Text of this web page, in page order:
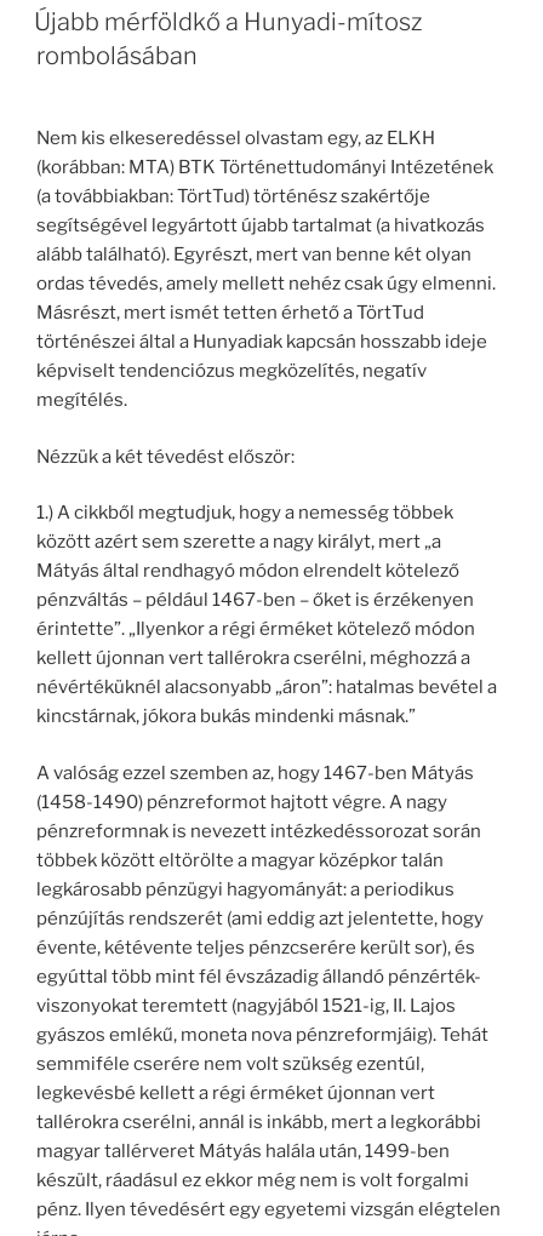
Újabb mérföldkő a Hunyadi-mítosz
rombolásában
Nem kis elkeseredéssel olvastam egy, az ELKH
(korábban: MTA) BTK Történettudományi Intézetének
(a továbbiakban: TörtTud) történész szakértője
segítségével legyártott újabb tartalmat (a hivatkozás
alább található). Egyrészt, mert van benne két olyan
ordas tévedés, amely mellett nehéz csak úgy elmenni.
Másrészt, mert ismét tetten érhető a TörtTud
történészei által a Hunyadiak kapcsán hosszabb ideje
képviselt tendenciózus megközelítés, negatív
megítélés.
Nézzük a két tévedést először:
1.) A cikkből megtudjuk, hogy a nemesség többek
között azért sem szerette a nagy királyt, mert „a
Mátyás által rendhagyó módon elrendelt kötelező
pénzváltás – például 1467-ben – őket is érzékenyen
érintette”. „Ilyenkor a régi érméket kötelező módon
kellett újonnan vert tallérokra cserélni, méghozzá a
névértéküknél alacsonyabb „áron”: hatalmas bevétel a
kincstárnak, jókora bukás mindenki másnak.”
A valóság ezzel szemben az, hogy 1467-ben Mátyás
(1458-1490) pénzreformot hajtott végre. A nagy
pénzreformnak is nevezett intézkedéssorozat során
többek között eltörölte a magyar középkor talán
legkárosabb pénzügyi hagyományát: a periodikus
pénzújítás rendszerét (ami eddig azt jelentette, hogy
évente, kétévente teljes pénzcserére került sor), és
egyúttal több mint fél évszázadig állandó pénzérték-
viszonyokat teremtett (nagyjából 1521-ig, II. Lajos
gyászos emlékű, moneta nova pénzreformjáig). Tehát
semmiféle cserére nem volt szükség ezentúl,
legkevésbé kellett a régi érméket újonnan vert
tallérokra cserélni, annál is inkább, mert a legkorábbi
magyar tallérveret Mátyás halála után, 1499-ben
készült, ráadásul ez ekkor még nem is volt forgalmi
pénz. Ilyen tévedésért egy egyetemi vizsgán elégtelen